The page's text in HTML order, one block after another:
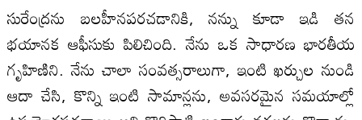
సురేంద్రను బలహీనపరచడానికి, నన్ను కూడా ఇడి తన
భయానక ఆఫీసుకు పిలిచింది. నేను ఒక సాధారణ భారతీయ
గృహిణిని. నేను చాలా సంవత్సరాలుగా, ఇంటి ఖర్చుల నుండి
ఆదా చేసి, కొన్ని ఇంటి సామాన్లను, అవసరమైన సమయాల్లో